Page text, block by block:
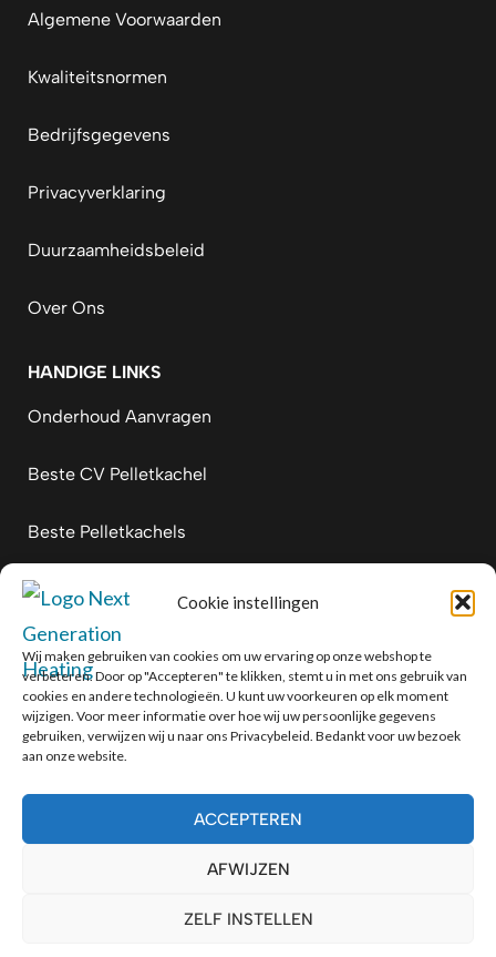
Cookie instellingen
Wij maken gebruiken van cookies om uw ervaring op onze webshop te
verbeteren. Door op "Accepteren" te klikken, stemt u in met ons gebruik van
cookies en andere technologieën. U kunt uw voorkeuren op elk moment
wijzigen. Voor meer informatie over hoe wij uw persoonlijke gegevens
gebruiken, verwijzen wij u naar ons Privacybeleid. Bedankt voor uw bezoek
aan onze website.
ACCEPTEREN
AFWIJZEN
ZELF INSTELLEN
Algemene Voorwaarden
Kwaliteitsnormen
Bedrijfsgegevens
Privacyverklaring
Duurzaamheidsbeleid
Over Ons
HANDIGE LINKS
Onderhoud Aanvragen
Beste CV Pelletkachel
Beste Pelletkachels
Vermogen houtkachel berekenen
Hoeveel kW Pelletkachel
Alfa Plam verkooppunten
Next Generation Heating (NGH) B.V. - KvK:
88005925 - BTW nr: NL864474362B01
Copyright © 2026 NGH, Alle Rechten